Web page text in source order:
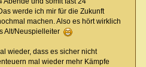
werde ich mir für die Zukunft
machen. Also es hört wirklich
Alt/Neuspielleiter
wieder, dass es sicher nicht
mal wieder mehr Kämpfe